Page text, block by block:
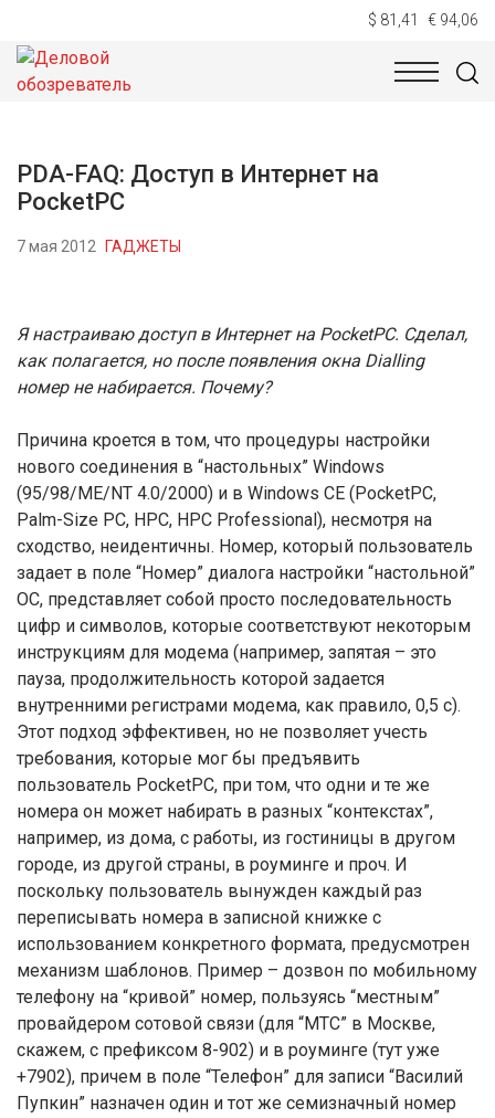
$ 81,41 € 94,06
НОВОСТИ
PDA-FAQ: Доступ в Интернет на
PocketPC
7 мая 2012 ГАДЖЕТЫ
Я настраиваю доступ в Интернет на PocketPC. Сделал,
как полагается, но после появления окна Dialling
номер не набирается. Почему?
Причина кроется в том, что процедуры настройки
нового соединения в “настольных” Windows
(95/98/ME/NT 4.0/2000) и в Windows CE (PocketPC,
Palm-Size PC, HPC, HPC Professional), несмотря на
сходство, неидентичны. Номер, который пользователь
задает в поле “Номер” диалога настройки “настольной”
ОС, представляет собой просто последовательность
цифр и символов, которые соответствуют некоторым
инструкциям для модема (например, запятая – это
пауза, продолжительность которой задается
внутренними регистрами модема, как правило, 0,5 с).
Этот подход эффективен, но не позволяет учесть
требования, которые мог бы предъявить
пользователь PocketPC, при том, что одни и те же
номера он может набирать в разных “контекстах”,
например, из дома, с работы, из гостиницы в другом
городе, из другой страны, в роуминге и проч. И
поскольку пользователь вынужден каждый раз
переписывать номера в записной книжке с
использованием конкретного формата, предусмотрен
механизм шаблонов. Пример – дозвон по мобильному
телефону на “кривой” номер, пользуясь “местным”
провайдером сотовой связи (для “МТС” в Москве,
скажем, с префиксом 8-902) и в роуминге (тут уже
+7902), причем в поле “Телефон” для записи “Василий
Пупкин” назначен один и тот же семизначный номер